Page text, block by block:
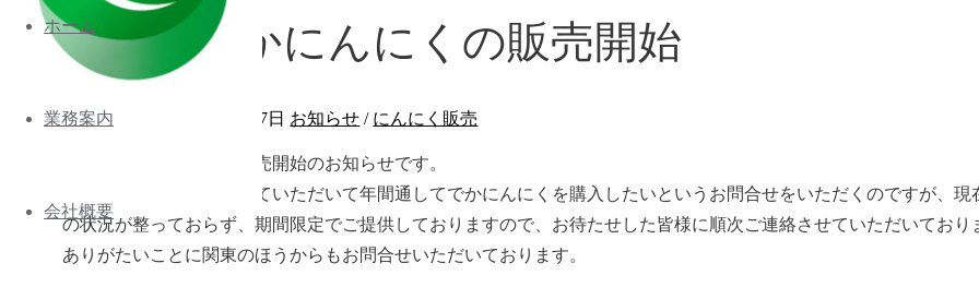
ホーム
業務案内
会社概要
2017年でかにんにくの販売開始
2017年5月31日 2017年8月7日 お知らせ / にんにく販売
2017年のでかにんにく販売開始のお知らせです。
弊社のホームページを見ていただいて年間通してでかにんにくを購入したいというお問合せをいただくのですが、現
の状況が整っておらず、期間限定でご提供しておりますので、お待たせした皆様に順次ご連絡させていただいており
ありがたいことに関東のほうからもお問合せいただいております。